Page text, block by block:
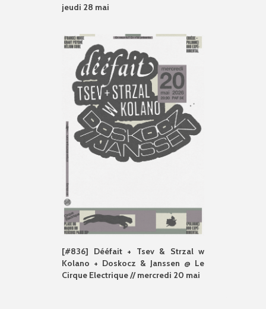
jeudi 28 mai
[#836] Dééfait + Tsev & Strzal w
Kolano + Doskocz & Janssen @ Le
Cirque Electrique // mercredi 20 mai